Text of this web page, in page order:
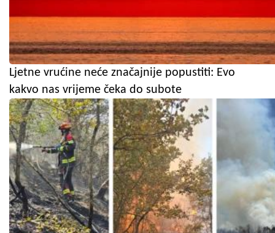
Ljetne vrućine neće značajnije popustiti: Evo
kakvo nas vrijeme čeka do subote